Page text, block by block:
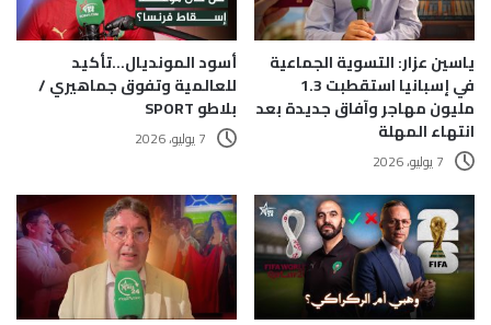
ياسين عزار: التسوية الجماعية
في إسبانيا استقطبت 1.3
مليون مهاجر وآفاق جديدة بعد
انتهاء المهلة
7 يوليو، 2026
أسود المونديال…تأكيد
للعالمية وتفوق جماهيري /
بلاطو SPORT
7 يوليو، 2026